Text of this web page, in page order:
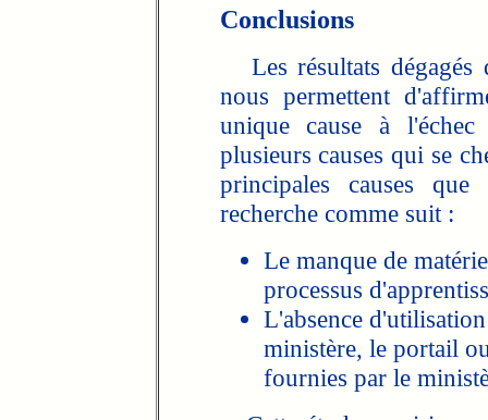
Conclusions
Les résultats dégagés
nous permettent
unique cause à
plusieurs causes qui se
principales causes
recherche comme suit :
Le manque de
processus
L'absence
ministère, le portail
fournies par le